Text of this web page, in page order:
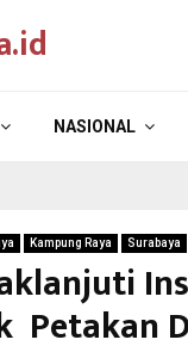
NASIONAL
Kampung Raya Surabaya
Petakan